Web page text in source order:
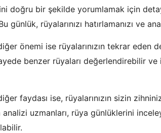
doğru bir şekilde yorumlamak için
günlük, rüyalarınızı hatırlamanızı ve
önemi ise rüyalarınızın tekrar eden
benzer rüyaları değerlendirebilir
faydası ise, rüyalarınızın sizin
analizi uzmanları, rüya günlüklerini